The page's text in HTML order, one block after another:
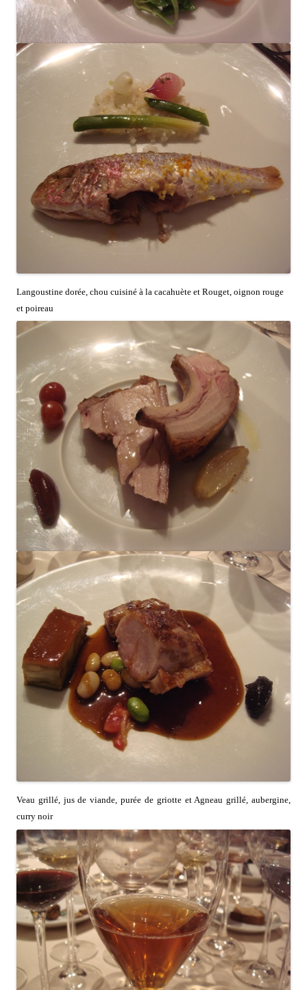
Langoustine dorée, chou cuisiné à la cacahuète et Rouget, oignon rouge
et poireau
Veau grillé, jus de viande, purée de griotte et Agneau grillé, aubergine,
curry noir